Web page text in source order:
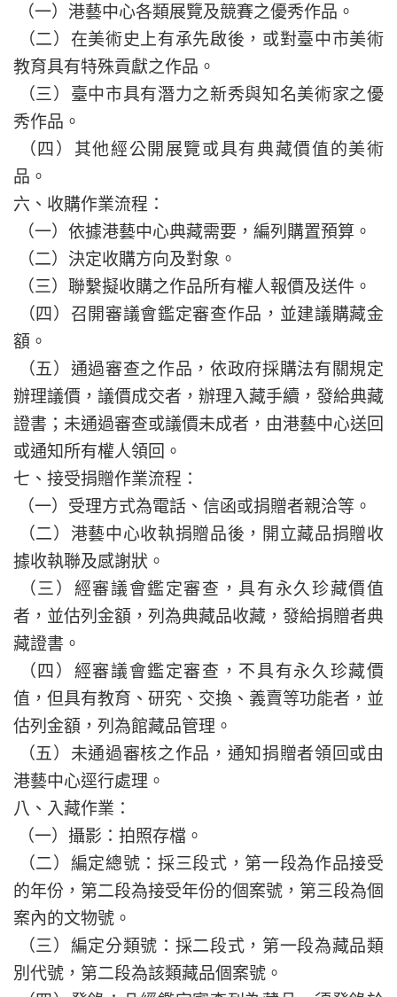
（一）港藝中心各類展覽及競賽之優秀作品。
（二）在美術史上有承先啟後，或對臺中市美術
教育具有特殊貢獻之作品。
（三）臺中市具有潛力之新秀與知名美術家之優
秀作品。
（四）其他經公開展覽或具有典藏價值的美術
品。
六、收購作業流程：
（一）依據港藝中心典藏需要，編列購置預算。
（二）決定收購方向及對象。
（三）聯繫擬收購之作品所有權人報價及送件。
（四）召開審議會鑑定審查作品，並建議購藏金
額。
（五）通過審查之作品，依政府採購法有關規定
辦理議價，議價成交者，辦理入藏手續，發給典藏
證書；未通過審查或議價未成者，由港藝中心送回
或通知所有權人領回。
七、接受捐贈作業流程：
（一）受理方式為電話、信函或捐贈者親洽等。
（二）港藝中心收執捐贈品後，開立藏品捐贈收
據收執聯及感謝狀。
（三）經審議會鑑定審查，具有永久珍藏價值
者，並估列金額，列為典藏品收藏，發給捐贈者典
藏證書。
（四）經審議會鑑定審查，不具有永久珍藏價
值，但具有教育、研究、交換、義賣等功能者，並
估列金額，列為館藏品管理。
（五）未通過審核之作品，通知捐贈者領回或由
港藝中心逕行處理。
八、入藏作業：
（一）攝影：拍照存檔。
（二）編定總號：採三段式，第一段為作品接受
的年份，第二段為接受年份的個案號，第三段為個
案內的文物號。
（三）編定分類號：採二段式，第一段為藏品類
別代號，第二段為該類藏品個案號。